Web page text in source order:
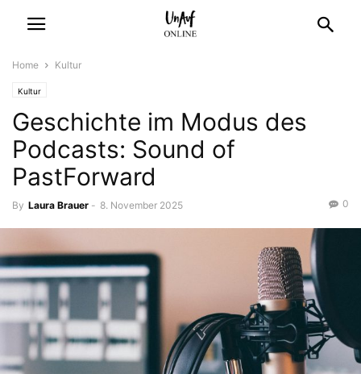
Home Kultur
Kultur
Geschichte im Modus des
Podcasts: Sound of
PastForward
By Laura Brauer - 8. November 2025 0